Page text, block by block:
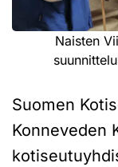
Naisten
Suomen
Konneveden